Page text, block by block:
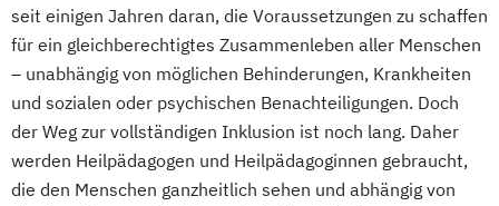
Psychologie
Psychologie mit Schwerpunkt Klinische
Psychologie und Psychologisches
Empowerment
Psychosoziale Beratung in Sozialer Arbeit
Soziale Arbeit
seit einigen Jahren daran, die Voraussetzungen zu schaffen
für ein gleichberechtigtes Zusammenleben aller Menschen
– unabhängig von möglichen Behinderungen, Krankheiten
und sozialen oder psychischen Benachteiligungen. Doch
der Weg zur vollständigen Inklusion ist noch lang. Daher
werden Heilpädagogen und Heilpädagoginnen gebraucht,
die den Menschen ganzheitlich sehen und abhängig von